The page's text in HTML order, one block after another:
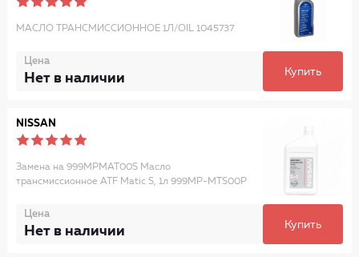
МАСЛО ТРАНСМИССИОННОЕ 1Л/OIL 1045737
Цена
Нет в наличии Купить
NISSAN
Замена на 999MPMAT00S Масло
трансмиссионное ATF Matic S, 1л 999MP-MTS00P
Цена
Нет в наличии Купить